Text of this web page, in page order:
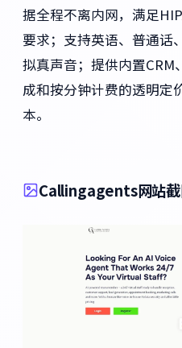
据全程不离内网，满足
要求；支持英语、普通话
拟真声音；提供内置CRM
成和按分钟计费的透明定
本。
Callingagents网站